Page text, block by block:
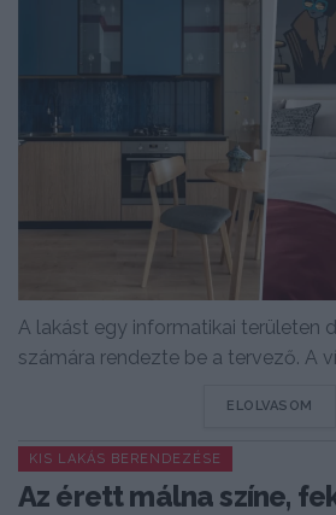
A lakást egy informatikai területen
számára rendezte be a tervező. A
ELOLVASOM
KIS LAKÁS BERENDEZÉSE
Az érett málna színe,